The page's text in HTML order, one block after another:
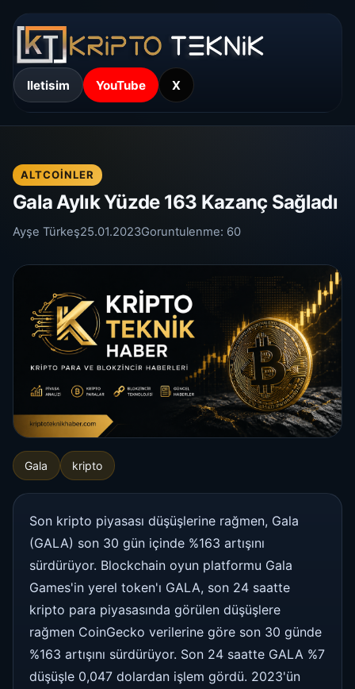
Iletisim YouTube X
ALTCOINLER
Gala Aylık Yüzde 163 Kazanç Sağladı
Ayşe Türkeş25.01.2023Goruntulenme: 60
Gala kripto
Son kripto piyasası düşüşlerine rağmen, Gala
(GALA) son 30 gün içinde %163 artışını
sürdürüyor. Blockchain oyun platformu Gala
Games'in yerel token'ı GALA, son 24 saatte
kripto para piyasasında görülen düşüşlere
rağmen CoinGecko verilerine göre son 30 günde
%163 artışını sürdürüyor. Son 24 saatte GALA %7
düşüşle 0,047 dolardan işlem gördü. 2023'ün